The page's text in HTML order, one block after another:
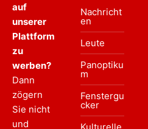
auf
unserer
Plattform
zu
werben?
Dann
zögern
Sie nicht
und
Nachricht
en
Leute
Panoptiku
m
Fenstergu
cker